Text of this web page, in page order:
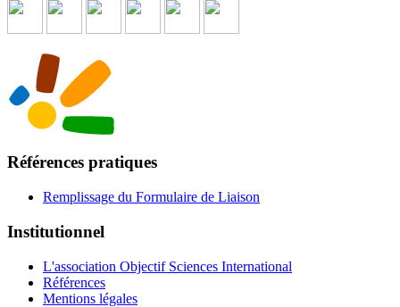
Références pratiques
Remplissage du Formulaire de Liaison
Institutionnel
L'association Objectif Sciences International
Références
Mentions légales